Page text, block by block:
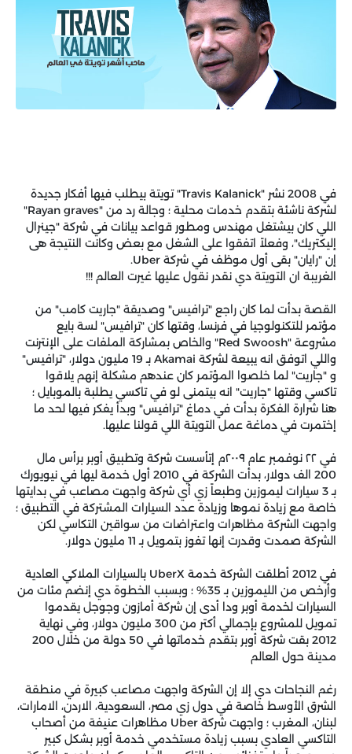
في 2008 نشر "Travis Kalanick" تويتة بيطلب فيها أفكار جديدة
لشركة ناشئة بتقدم خدمات محلية ؛ وجالة رد من "Rayan graves"
اللي كان بيشتغل مهندس ومطور قواعد بيانات في شركة "جينرال
إليكتريك"، وفعلاً اتفقوا على الشغل مع بعض وكانت النتيجة هى
إن "رايان" بقى أول موظف في شركة Uber.
الغريبة ان التويتة دي نقدر نقول عليها غيرت العالم !!!
القصة بدأت لما كان راجع "ترافيس" وصديقة "جاريت كامب" من
مؤتمر للتكنولوجيا في فرنسا، وقتها كان "ترافيس" لسة بايع
مشروعة "Red Swoosh" والخاص بمشاركة الملفات على الإنترنت
واللي اتوفق انه يبيعة لشركة Akamai بـ 19 مليون دولار، "ترافيس"
و "جاريت" لما خلصوا المؤتمر كان عندهم مشكلة إنهم يلاقوا
تاكسي وقتها "جاريت" انه بيتمنى لو في تاكسي يطلبة بالموبايل ؛
هنا شرارة الفكرة بدأت في دماغ "ترافيس" وبدأ يفكر فيها لحد ما
إختمرت في دماغة عمل التويتة اللي قولنا عليها.
في ٢٢ نوفمبر عام ٢٠٠٩م إتأسست شركة وتطبيق أوبر برأس مال
200 الف دولار، بدأت الشركة في 2010 أول خدمة ليها في نيويورك
بـ 3 سيارات ليموزين وطبعاً زي أي شركة واجهت مصاعب في بدايتها
خاصة مع زيادة نموها وزيادة عدد السيارات المشتركة في التطبيق ؛
واجهت الشركة مظاهرات واعتراضات من سواقين التكاسي لكن
الشركة صمدت وقدرت إنها تفوز بتمويل بـ 11 مليون دولار.
في 2012 أطلقت الشركة خدمة UberX بالسيارات الملاكي العادية
وأرخص من الليموزين بـ 35% ؛ وبسبب الخطوة دي إنضم مئات من
السيارات لخدمة أوبر ودا أدى إن شركة أمازون وجوجل يقدموا
تمويل للمشروع بإجمالي أكتر من 300 مليون دولار، وفي نهاية
2012 بقت شركة أوبر بتقدم خدماتها في 50 دولة من خلال 200
مدينة حول العالم
رغم النجاحات دي إلا إن الشركة واجهت مصاعب كبيرة في منطقة
الشرق الأوسط خاصة في دول زي مصر، السعودية، الاردن، الامارات،
لبنان، المغرب ؛ واجهت شركة Uber مظاهرات عنيفة من أصحاب
التاكسي العادي بسبب زيادة مستخدمي خدمة أوبر بشكل كبير